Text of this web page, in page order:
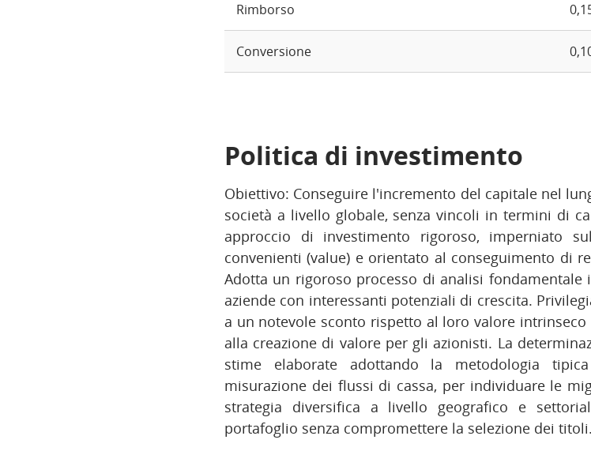
Rimborso
Conversione
Politica di investimento
Obiettivo: Conseguire l'incremento del capitale nel
società a livello globale, senza vincoli in termini di
approccio di investimento rigoroso, imperniato
convenienti (value) e orientato al conseguimento di
Adotta un rigoroso processo di analisi
aziende con interessanti potenziali di crescita.
a un notevole sconto rispetto al loro valore
alla creazione di valore per gli azionisti. La
stime elaborate adottando la metodologia
misurazione dei flussi di cassa, per individuare le
strategia diversifica a livello geografico e
portafoglio senza compromettere la selezione dei titoli.